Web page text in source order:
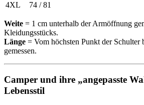
4XL
74 / 81
Weite = 1 cm unterhalb der Armöffnung
Kleidungsstücks.
Länge = Vom höchsten Punkt der Schulter
gemessen.
Camper und ihre „angepasste
Lebensstil